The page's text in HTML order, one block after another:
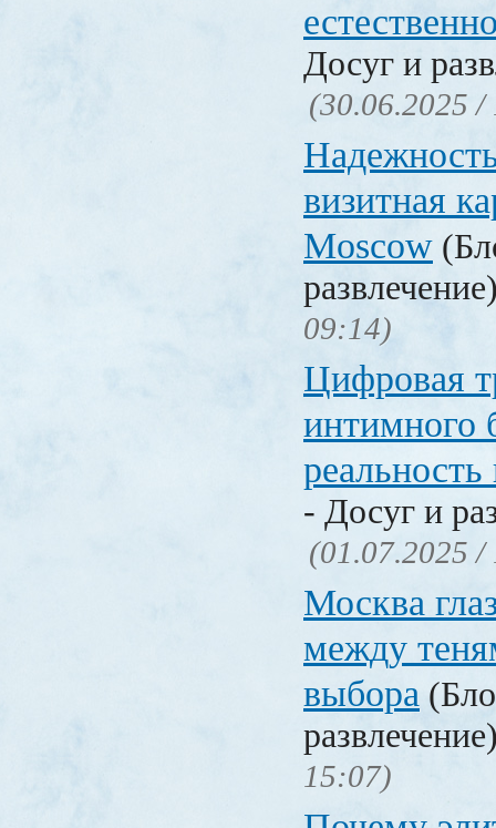
Досуг и
(30.06.2025 /
визитная
Moscow
09:14)
Цифровая
интимного
- Досуг и
(01.07.2025 /
Москва
между
выбора
15:07)